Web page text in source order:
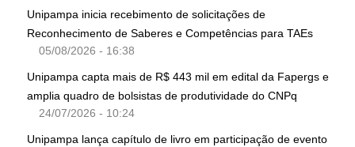
Unipampa inicia recebimento de solicitações de
Reconhecimento de Saberes e Competências para TAEs
05/08/2026 - 16:38
Unipampa capta mais de R$ 443 mil em edital da Fapergs e
amplia quadro de bolsistas de produtividade do CNPq
24/07/2026 - 10:24
Unipampa lança capítulo de livro em participação de evento